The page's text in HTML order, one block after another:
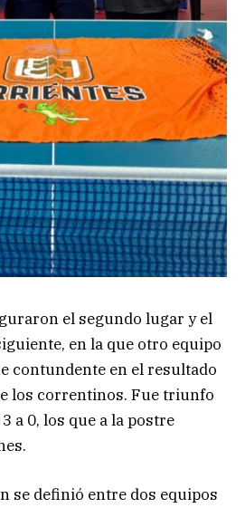
el segundo lugar y el
en la que otro equipo
contundente en el resultado
los correntinos. Fue triunfo
a 0, los que a la postre
se definió entre dos equipos